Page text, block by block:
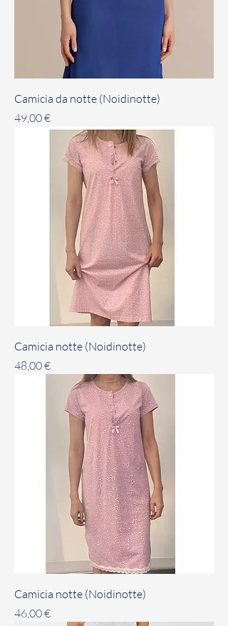
Camicia da notte (Noidinotte)
Prezzo
49,00 €
Camicia notte (Noidinotte)
Prezzo
48,00 €
Camicia notte (Noidinotte)
Prezzo
46,00 €